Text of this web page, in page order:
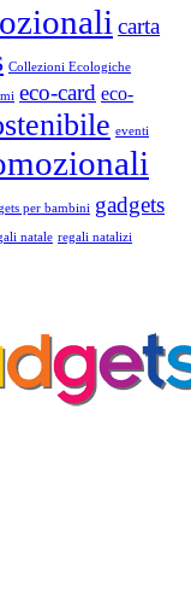
carta
Collezioni Ecologiche
eco-card eco-
eventi
per bambini gadgets
natale regali natalizi